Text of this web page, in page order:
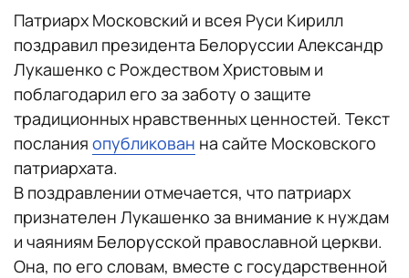
Патриарх Московский и всея Руси Кирилл
поздравил президента Белоруссии Александр
Лукашенко с Рождеством Христовым и
поблагодарил его за заботу о защите
традиционных нравственных ценностей. Текст
послания опубликован на сайте Московского
патриархата.
В поздравлении отмечается, что патриарх
признателен Лукашенко за внимание к нуждам
и чаяниям Белорусской православной церкви.
Она, по его словам, вместе с государственной